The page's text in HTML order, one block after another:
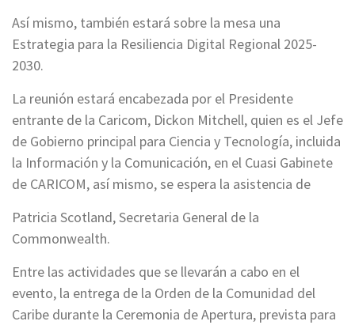
Así mismo, también estará sobre la mesa una
Estrategia para la Resiliencia Digital Regional 2025-
2030.
La reunión estará encabezada por el Presidente
entrante de la Caricom, Dickon Mitchell, quien es el Jefe
de Gobierno principal para Ciencia y Tecnología, incluida
la Información y la Comunicación, en el Cuasi Gabinete
de CARICOM, así mismo, se espera la asistencia de
Patricia Scotland, Secretaria General de la
Commonwealth.
Entre las actividades que se llevarán a cabo en el
evento, la entrega de la Orden de la Comunidad del
Caribe durante la Ceremonia de Apertura, prevista para